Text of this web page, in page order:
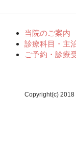
当院のご案内
診療科目・主
ご予約・診療
Copyright(c)